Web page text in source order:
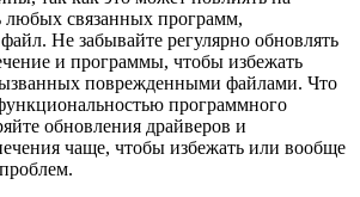
любых связанных программ,
Не забывайте регулярно обновлять
и программы, чтобы избежать
поврежденными файлами. Что
программного
обновления драйверов и
чаще, чтобы избежать или вообще